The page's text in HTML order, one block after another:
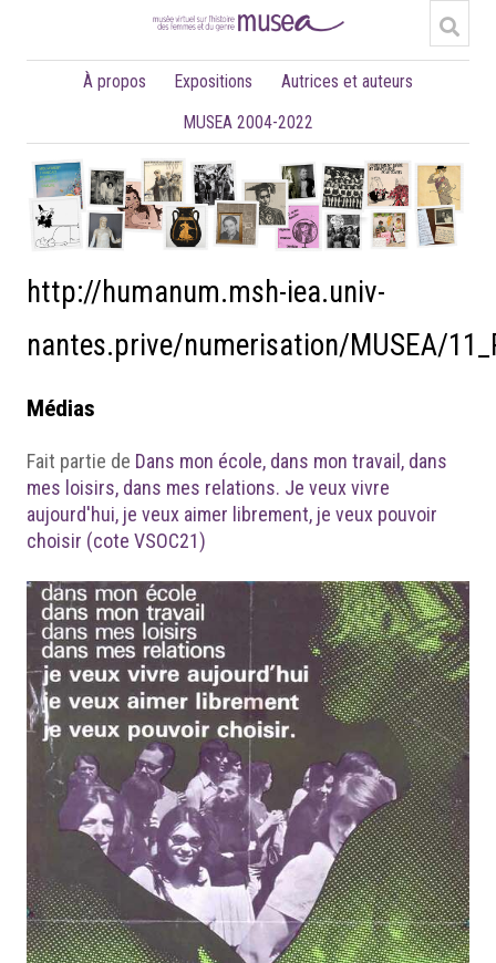
À propos Expositions
Autrices et auteurs
MUSEA 2004-2022
http://humanum.msh-iea.univ-
nantes.prive/numerisation/MUSEA/
Médias
Fait partie de Dans mon école, dans mon travail, dans
mes loisirs, dans mes relations. Je veux vivre
aujourd'hui, je veux aimer librement, je veux pouvoir
choisir (cote VSOC21)